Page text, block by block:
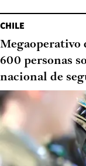
CHILE
Megaoperativo
600 personas
nacional de